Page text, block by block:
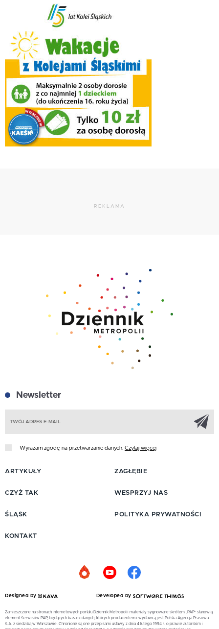
REKLAMA
Newsletter
Wyrażam zgodę na przetwarzanie danych. Czytaj więcej
ARTYKUŁY
CZYŻ TAK
ŚLĄSK
ZAGŁĘBIE
WESPRZYJ NAS
POLITYKA PRYWATNOŚCI
KONTAKT
Designed by Developed by
Zamieszczone na stronach internetowych portalu Dziennik Metropolii materiały sygnowane skrótem „PAP” stanowią
element Serwisów PAP, będących bazami danych, których producentem i wydawcą jest Polska Agencja Prasowa
S.A. z siedzibą w Warszawie. Chronione są one przepisami ustawy z dnia 4 lutego 1994 r. o prawie autorskim i